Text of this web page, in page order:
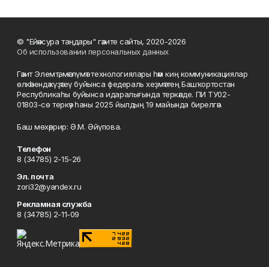
© "Ейәнсура таңдары" гәзите сайты, 2020-2026
Об использовании персональных данных
Гәзит Элемтә, мәғлүмәт технологиялары һәм киң коммуникациялар
өлкәһендә күҙәтеү буйынса федераль хеҙмәттең Башҡортостан
Республикаһы буйынса идаралығында теркәлде. ПИ ТУ02-
01803-сө теркәү һаны 2025 йылдың 19 майында бирелгән.
Баш мөхәррир: Ә.М. Әйүпова.
Телефон
8 (34785) 2-15-26
Эл. почта
zori32@yandex.ru
Рекламная служба
8 (34785) 2-11-09